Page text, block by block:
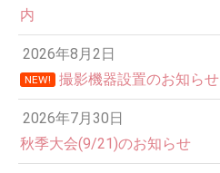
内
2026年8月2日
NEW! 撮影機器設置のお知らせ
2026年7月30日
秋季大会(9/21)のお知らせ